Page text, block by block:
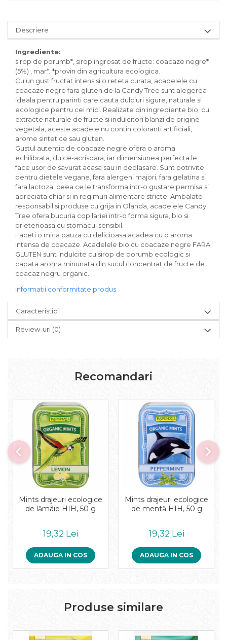
Masline bio si antipasti
Antipasti bio
Masline bio
Pesto bio
Musli si terci
Fulgi din cereale bio
Musli bio
Terci bio
Orez bio si leguminoase
Legume bio
Legume bio in conserva
Orez bio
Paste si fidea
Paste bio din emmer
Paste bio din grau
Paste bio din spelta
Paste bio fara gluten
Paste bio integrale
Paste bio pentru copii
Paste fainoase bio
Crenvursti si pateu din carne bio
Pateu bio si creme vegetale
Sosuri bio din tomate
Lapte bio si bauturi vegetale
Sirop bio
Sucuri din fructe si legume bio
Superalimente
Pudre proteice bio
Superalimente bio
Uleiuri, grasimi si otet
Grasimi bio
Otet bio
Ulei de masline bio
Uleiuri Oxyguard
Descriere
Ingrediente:
sirop de porumb*, sirop ingrosat de fructe: coacaze negre*
(5%) , mar*. *provin din agricultura ecologica.
Cu un gust fructat intens si o reteta curata, acadelele cu
coacaze negre fara gluten de la Candy Tree sunt alegerea
ideala pentru parinti care cauta dulciuri sigure, naturale si
ecologice pentru cei mici. Realizate din ingrediente bio, cu
extracte naturale de fructe si indulcitori blanzi de origine
vegetala, aceste acadele nu contin coloranti artificiali,
arome sintetice sau gluten.
Gustul autentic de coacaze negre ofera o aroma
echilibrata, dulce-acrisoara, iar dimensiunea perfecta le
face usor de savurat acasa sau in deplasare. Sunt potrivite
pentru dietele vegane, fara alergeni majori, fara gelatina si
fara lactoza, ceea ce le transforma intr-o gustare permisa si
apreciata chiar si in regimuri alimentare stricte. Ambalate
responsabil si produse cu grija in Olanda, acadelele Candy
Tree ofera bucuria copilariei intr-o forma sigura, bio si
prietenoasa cu stomacul sensibil.
Faceti o mica pauza cu delicioasa acadea cu o aroma
intensa de coacaze. Acadelele bio cu coacaze negre FARA
GLUTEN sunt indulcite cu sirop de porumb ecologic si
capata aroma minunata din sucul concentrat de fructe de
coacaz negru organic.
Informatii conformitate produs
Caracteristici
Review-uri (0)
Recomandari
Mints drajeuri ecologice
de lămâie HIH, 50 g
19,32 Lei
ADAUGA IN COS
Mints drajeuri ecologice
de mentă HIH, 50 g
19,32 Lei
ADAUGA IN COS
Produse similare